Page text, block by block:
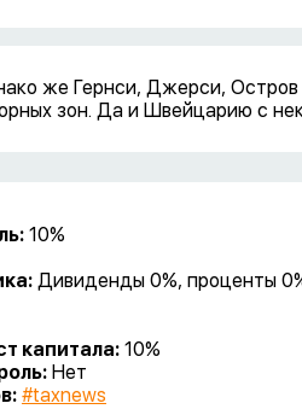
же Гернси, Джерси,
зон. Да и Швейцарию с
10%
Дивиденды 0%, проценты
капитала:10%
Нет
#taxnews